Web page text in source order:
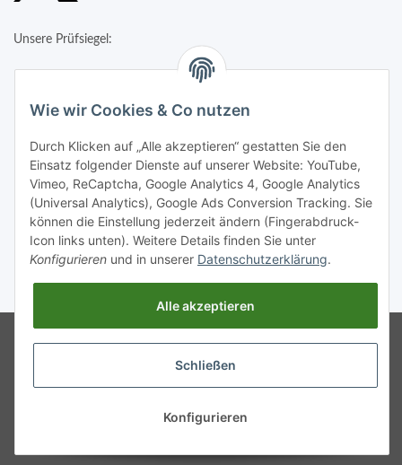
Unsere Prüfsiegel:
Wie wir Cookies & Co nutzen
Durch Klicken auf „Alle akzeptieren“ gestatten Sie den
Einsatz folgender Dienste auf unserer Website: YouTube,
Vimeo, ReCaptcha, Google Analytics 4, Google Analytics
(Universal Analytics), Google Ads Conversion Tracking. Sie
können die Einstellung jederzeit ändern (Fingerabdruck-
Icon links unten). Weitere Details finden Sie unter
Konfigurieren und in unserer Datenschutzerklärung.
Alle akzeptieren
Schließen
Konfigurieren